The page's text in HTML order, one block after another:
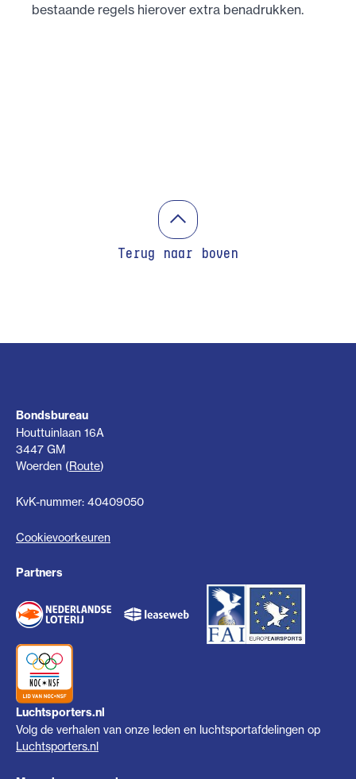
bestaande regels hierover extra benadrukken.
Terug naar boven
Bondsbureau
Houttuinlaan 16A
3447 GM
Woerden (Route)
KvK-nummer: 40409050
Cookievoorkeuren
Partners
Luchtsporters.nl
Volg de verhalen van onze leden en luchtsportafdelingen op
Luchtsporters.nl